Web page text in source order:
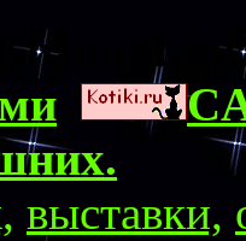
выставки,